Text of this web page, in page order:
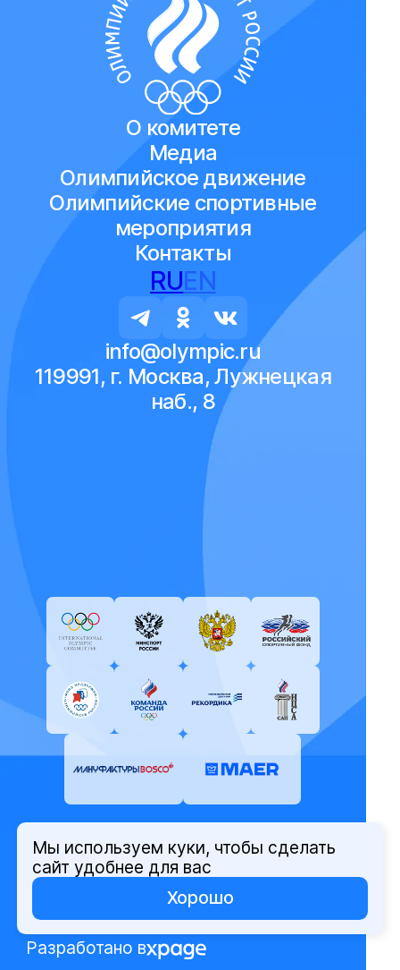
О комитете
Медиа
Олимпийское движение
Олимпийские спортивные
мероприятия
Контакты
RUEN
info@olympic.ru
119991, г. Москва, Лужнецкая
наб., 8
© Олимпийский комитет России,
2026
Политика защиты персональных
данных
Разработано в
Мы используем куки, чтобы сделать
сайт удобнее для вас
Хорошо